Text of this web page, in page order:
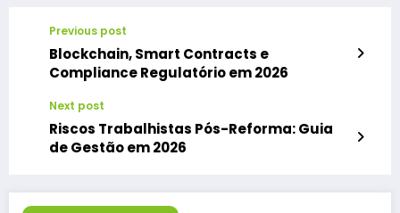
Previous post
Blockchain, Smart Contracts e
Compliance Regulatório em 2026
Next post
Riscos Trabalhistas Pós-Reforma: Guia
de Gestão em 2026